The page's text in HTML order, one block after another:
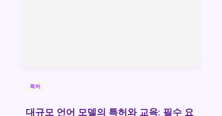
특허
대규모 언어 모델의 특허와 교육: 필수 요